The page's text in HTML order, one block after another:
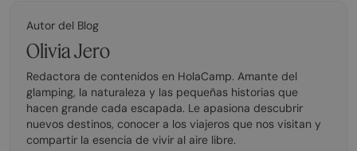
Autor del Blog
Olivia Jero
Redactora de contenidos en HolaCamp. Amante del
glamping, la naturaleza y las pequeñas historias que
hacen grande cada escapada. Le apasiona descubrir
nuevos destinos, conocer a los viajeros que nos visitan y
compartir la esencia de vivir al aire libre.